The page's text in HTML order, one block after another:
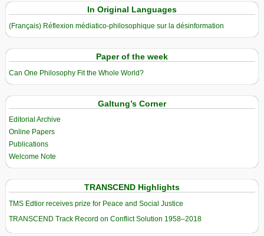
In Original Languages
(Français) Réflexion médiatico-philosophique sur la désinformation
Paper of the week
Can One Philosophy Fit the Whole World?
Galtung’s Corner
Editorial Archive
Online Papers
Publications
Welcome Note
TRANSCEND Highlights
TMS Edtior receives prize for Peace and Social Justice
TRANSCEND Track Record on Conflict Solution 1958–2018